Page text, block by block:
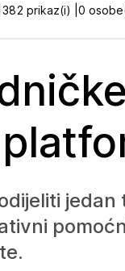
382 prikaz(i) | 0